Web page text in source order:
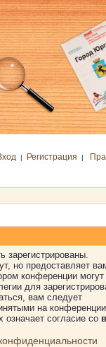
| Регистрация |
но предоставляет
конференции
для
вам следует
на
согласие со